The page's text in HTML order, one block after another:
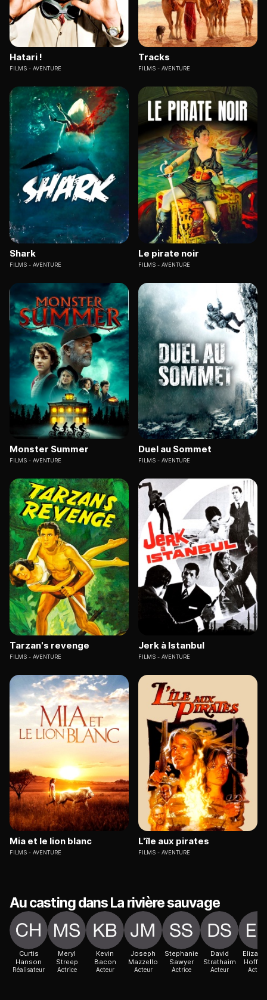
Hatari !
FILMS AVENTURE
Tracks
FILMS AVENTURE
Shark
FILMS AVENTURE
Le pirate noir
FILMS AVENTURE
Monster Summer
FILMS AVENTURE
Duel au Sommet
FILMS AVENTURE
Tarzan's revenge
FILMS AVENTURE
Jerk à Istanbul
FILMS AVENTURE
Mia et le lion blanc
FILMS AVENTURE
L'île aux pirates
FILMS AVENTURE
Au casting dans La rivière sauvage
Curtis
Hanson
Réalisateur
Meryl
Streep
Actrice
Kevin
Bacon
Acteur
Joseph
Mazzello
Acteur
Stephanie
Sawyer
Actrice
David
Strathairn
Acteur Actrice